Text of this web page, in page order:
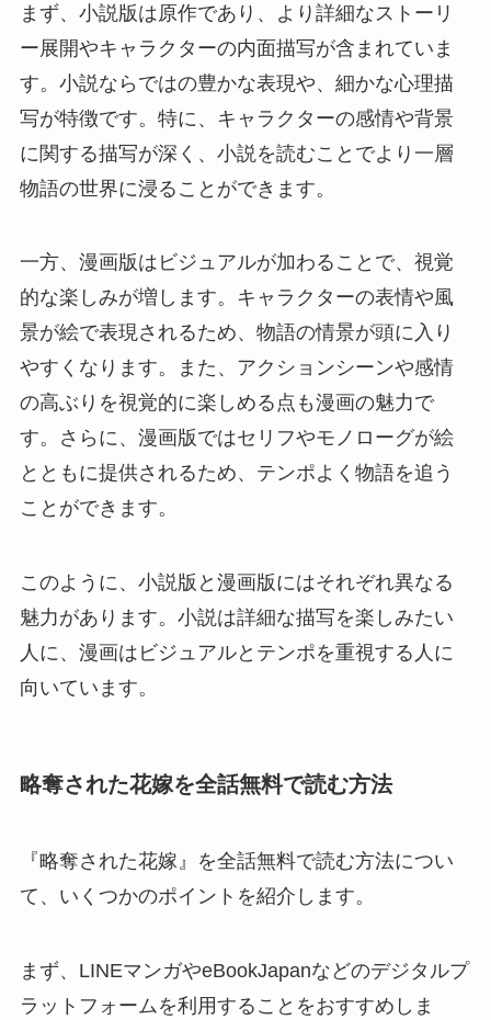
まず、小説版は原作であり、より詳細なストーリ
ー展開やキャラクターの内面描写が含まれていま
す。小説ならではの豊かな表現や、細かな心理描
写が特徴です。特に、キャラクターの感情や背景
に関する描写が深く、小説を読むことでより一層
物語の世界に浸ることができます。
一方、漫画版はビジュアルが加わることで、視覚
的な楽しみが増します。キャラクターの表情や風
景が絵で表現されるため、物語の情景が頭に入り
やすくなります。また、アクションシーンや感情
の高ぶりを視覚的に楽しめる点も漫画の魅力で
す。さらに、漫画版ではセリフやモノローグが絵
とともに提供されるため、テンポよく物語を追う
ことができます。
このように、小説版と漫画版にはそれぞれ異なる
魅力があります。小説は詳細な描写を楽しみたい
人に、漫画はビジュアルとテンポを重視する人に
向いています。
略奪された花嫁を全話無料で読む方法
『略奪された花嫁』を全話無料で読む方法につい
て、いくつかのポイントを紹介します。
まず、LINEマンガやeBookJapanなどのデジタルプ
ラットフォームを利用することをおすすめしま